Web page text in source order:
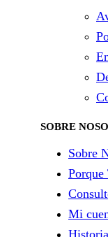
SOBRE
Sobre
Porque
Mi